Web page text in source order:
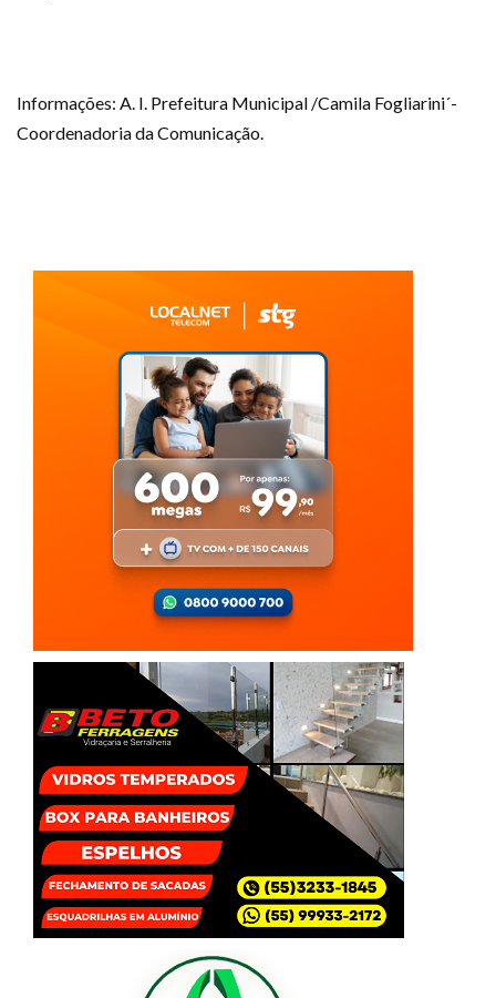
Informações: A. I. Prefeitura Municipal /Camila Fogliarini´-
Coordenadoria da Comunicação.